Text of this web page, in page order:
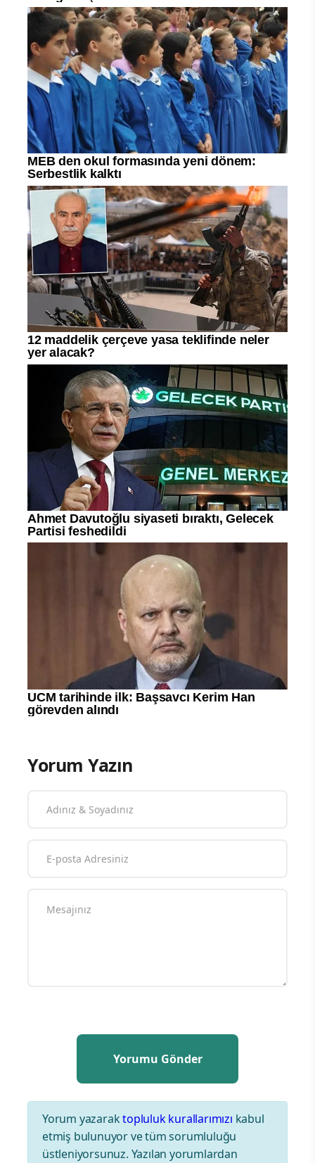
Yorum Yazın
Yorum yazaraktopluluk kurallarımızı kabul
etmiş bulunuyor ve tüm sorumluluğu
üstleniyorsunuz. Yazılan yorumlardan